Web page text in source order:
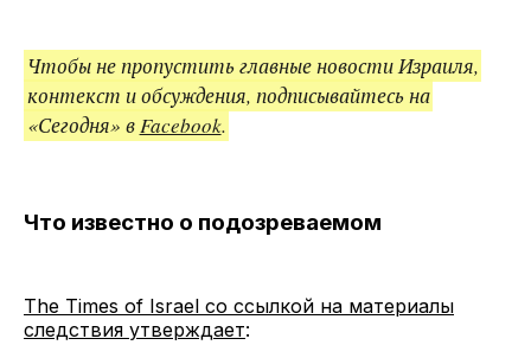
Чтобы не пропустить главные новости Израиля,
контекст и обсуждения, подписывайтесь на
«Сегодня» вFacebook.
Что известно о подозреваемом
The Times of Israel со ссылкой на материалы
следствия утверждает: